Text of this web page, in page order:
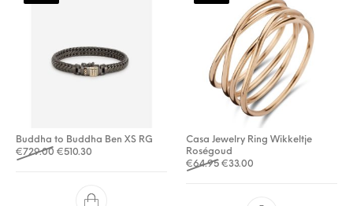
Buddha to Buddha Ben XS RG
€729.00 Oorspronkelijke prijs was: €729.00.
€510.30 Huidige prijs is: €510.30.
Casa Jewelry Ring Wikkeltje
Roségoud
€64.95 Oorspronkelijke prijs was:
€33.00